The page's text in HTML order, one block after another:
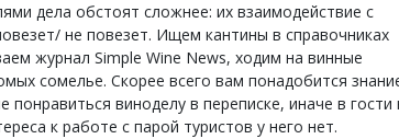
дела обстоят сложнее: их взаимодействие с
не повезет. Ищем кантины в справочниках
журнал Simple Wine News, ходим на винные
сомелье. Скорее всего вам понадобится
понравиться виноделу в переписке, иначе в гости
к работе с парой туристов у него нет.